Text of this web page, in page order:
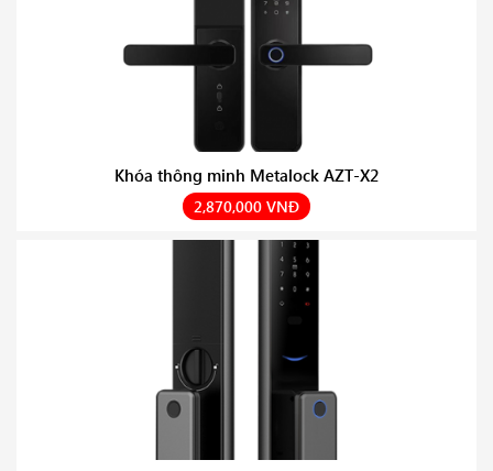
Khóa thông minh Metalock AZT-X2
2,870,000 VNĐ